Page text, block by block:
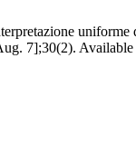
7];30(2).